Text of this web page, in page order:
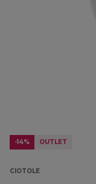
-14% OUTLET
CIOTOLE